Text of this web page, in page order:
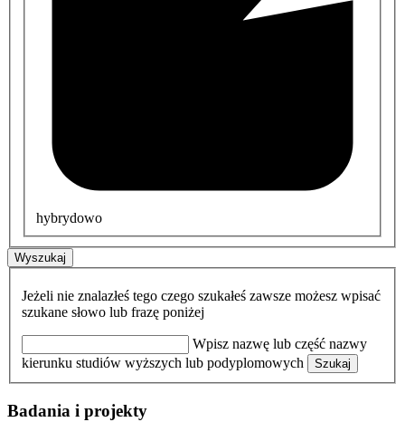
hybrydowo
Wyszukaj
Jeżeli nie znalazłeś tego czego szukałeś zawsze możesz wpisać
szukane słowo lub frazę poniżej
Wpisz nazwę lub część nazwy
kierunku studiów wyższych lub podyplomowych
Szukaj
Badania i projekty